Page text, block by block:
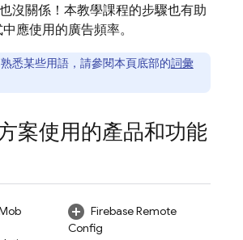
也沒關係！本教學課程的步驟也有助
應使用的廣告頻率。
悉某些用語，請參閱本頁底部的詞彙
案使用的產品和功能
Firebase Remote
Config